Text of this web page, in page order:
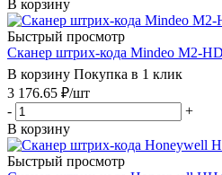
В корзину
Быстрый просмотр
Сканер штрих-кода Mindeo M2-
В корзину Покупка в 1 клик
3 176.65 ₽/шт
-
+
В корзину
Быстрый просмотр